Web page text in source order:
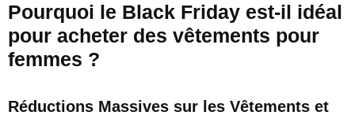
Pourquoi le Black Friday est-il idéal
pour acheter des vêtements pour
femmes ?
Réductions Massives sur les Vêtements et